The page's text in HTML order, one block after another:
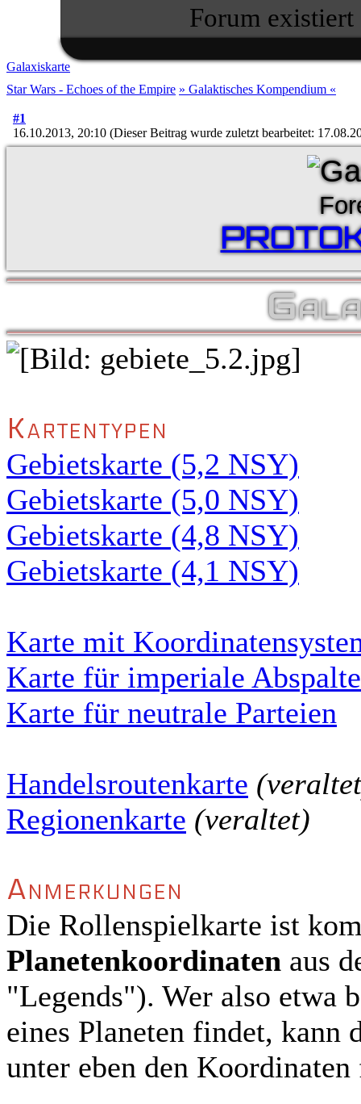
Forum existiert
Galaxiskarte
Star Wars - Echoes of the Empire » Galaktisches Kompendium «
#1
16.10.2013, 20:10 (Dieser Beitrag wurde zuletzt bearbeitet:
Kartentypen
Gebietskarte (5,2 NSY)
Gebietskarte (5,0 NSY)
Gebietskarte (4,8 NSY)
Gebietskarte (4,1 NSY)
Karte mit
Karte für imperiale
Karte für neutrale Parteien
Handelsroutenkarte
Regionenkarte (veraltet)
Anmerkungen
Die Rollenspielkarte ist
Planetenkoordinaten aus
"Legends"). Wer also etwa
eines Planeten findet, kann
unter eben den